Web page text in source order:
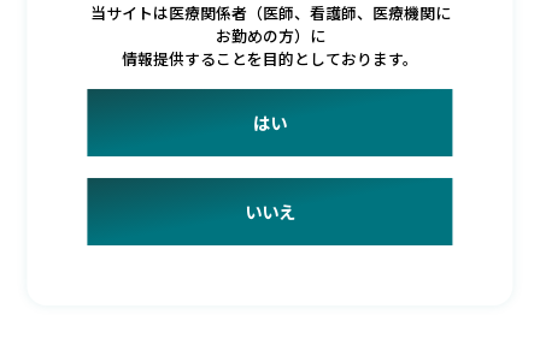
当サイトは医療関係者（医師、看護師、医療機関に
お勤めの方）に
情報提供することを目的としております。
はい
いいえ